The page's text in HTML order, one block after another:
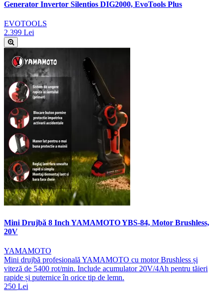
Generator Invertor Silentios DIG2000, EvoTools Plus
EVOTOOLS
2.399 Lei
Mini Drujbă 8 Inch YAMAMOTO YBS-84, Motor Brushless,
20V
YAMAMOTO
Mini drujbă profesională YAMAMOTO cu motor Brushless și
viteză de 5400 rot/min. Include acumulator 20V/4Ah pentru tăieri
rapide și puternice în orice tip de lemn.
250 Lei